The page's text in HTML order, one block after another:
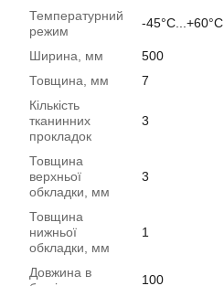
Температурний
режим
-45°C...+60°C
Ширина, мм
500
Товщина, мм
7
Кількість
тканинних
прокладок
3
Товщина
верхньої
обкладки, мм
3
Товщина
нижньої
обкладки, мм
1
Довжина в
100